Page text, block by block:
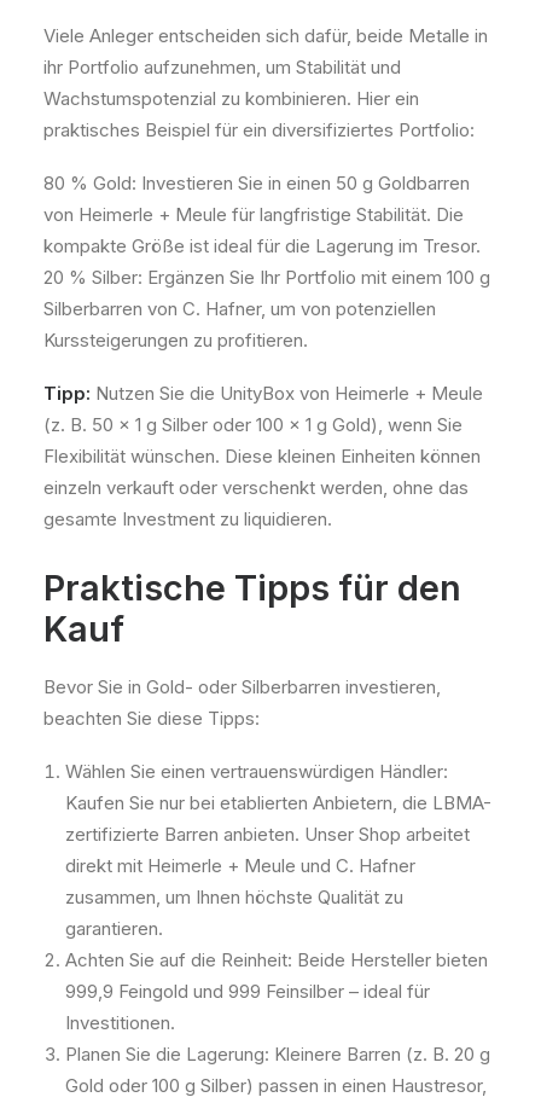
Viele Anleger entscheiden sich dafür, beide Metalle in
ihr Portfolio aufzunehmen, um Stabilität und
Wachstumspotenzial zu kombinieren. Hier ein
praktisches Beispiel für ein diversifiziertes Portfolio:
80 % Gold: Investieren Sie in einen 50 g Goldbarren
von Heimerle + Meule für langfristige Stabilität. Die
kompakte Größe ist ideal für die Lagerung im Tresor.
20 % Silber: Ergänzen Sie Ihr Portfolio mit einem 100 g
Silberbarren von C. Hafner, um von potenziellen
Kurssteigerungen zu profitieren.
Tipp: Nutzen Sie die UnityBox von Heimerle + Meule
(z. B. 50 x 1 g Silber oder 100 x 1 g Gold), wenn Sie
Flexibilität wünschen. Diese kleinen Einheiten können
einzeln verkauft oder verschenkt werden, ohne das
gesamte Investment zu liquidieren.
Praktische Tipps für den
Kauf
Bevor Sie in Gold- oder Silberbarren investieren,
beachten Sie diese Tipps:
Wählen Sie einen vertrauenswürdigen Händler:
Kaufen Sie nur bei etablierten Anbietern, die LBMA-
zertifizierte Barren anbieten. Unser Shop arbeitet
direkt mit Heimerle + Meule und C. Hafner
zusammen, um Ihnen höchste Qualität zu
garantieren.
Achten Sie auf die Reinheit: Beide Hersteller bieten
999,9 Feingold und 999 Feinsilber – ideal für
Investitionen.
Planen Sie die Lagerung: Kleinere Barren (z. B. 20 g
Gold oder 100 g Silber) passen in einen Haustresor,